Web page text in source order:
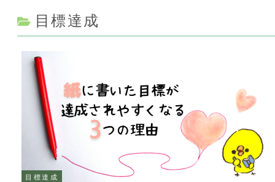
目標達成
目標達成